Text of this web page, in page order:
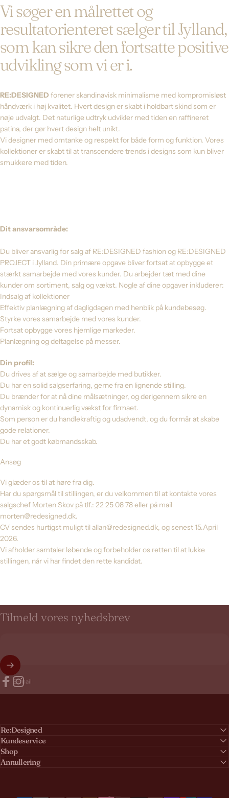
Vi søgerenmålrettetog
resultatorienteretsælgertilJylland,
somkansikredenfortsattepositive
udviklingsomvieri.
RE:DESIGNED forener skandinavisk minimalisme med kompromisløst
håndværk i høj kvalitet. Hvert design er skabt i holdbart skind som er
nøje udvalgt. Det naturlige udtryk udvikler med tiden en raffineret
patina, der gør hvert design helt unikt.
Vi designer med omtanke og respekt for både form og funktion. Vores
kollektioner er skabt til at transcendere trends i designs som kun bliver
smukkere med tiden.
Dit ansvarsområde:
Du bliver ansvarlig for salg af RE:DESIGNED fashion og RE:DESIGNED
PROJECT i Jylland. Din primære opgave bliver fortsat at opbygge et
stærkt samarbejde med vores kunder. Du arbejder tæt med dine
kunder om sortiment, salg og vækst. Nogle af dine opgaver inkluderer:
Indsalg af kollektioner
Effektiv planlægning af dagligdagen med henblik på kundebesøg.
Styrke vores samarbejde med vores kunder.
Fortsat opbygge vores hjemlige markeder.
Planlægning og deltagelse på messer.
Din profil:
Du drives af at sælge og samarbejde med butikker.
Du har en solid salgserfaring, gerne fra en lignende stilling.
Du brænder for at nå dine målsætninger, og derigennem sikre en
dynamisk og kontinuerlig vækst for firmaet.
Som person er du handlekraftig og udadvendt, og du formår at skabe
gode relationer.
Du har et godt købmandsskab.
Ansøg
Vi glæder os til at høre fra dig.
Har du spørgsmål til stillingen, er du velkommen til at kontakte vores
salgschef Morten Skov på tlf.: 22 25 08 78 eller på mail
morten@redesigned.dk.
CV sendes hurtigst muligt tilallan@redesigned.dk, og senest 15.April
2026.
Vi afholder samtaler løbende og forbeholder os retten til at lukke
stillingen, når vi har findet den rette kandidat.
Tilmeld vores nyhedsbrev
E-mail
Facebook
Instagram
Re:Designed
Kundeservice
Shop
Annullering
Sprog